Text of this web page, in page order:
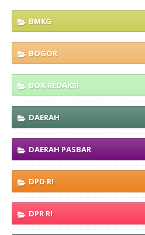
BMKG
BOGOR
BOX REDAKSI
DAERAH
DAERAH PASBAR
DPD RI
DPR RI